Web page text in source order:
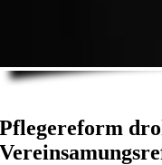
Pflegereform